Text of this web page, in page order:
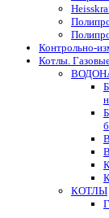
Контрольно-
Котлы.
КОТЛЫ